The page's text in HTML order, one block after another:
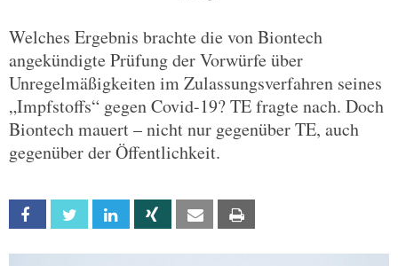
Welches Ergebnis brachte die von Biontech
angekündigte Prüfung der Vorwürfe über
Unregelmäßigkeiten im Zulassungsverfahren seines
„Impfstoffs“ gegen Covid-19? TE fragte nach. Doch
Biontech mauert – nicht nur gegenüber TE, auch
gegenüber der Öffentlichkeit.
Facebook Twitter Linkedin Xing Email